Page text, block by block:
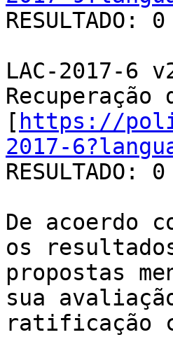
RESULTADO:
LAC-2017-6
Recuperação
[ https://
2017-
RESULTADO:
De acoerdo
os
propostas
sua
ratificação